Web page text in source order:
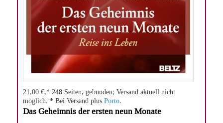
21,00 €,* 248 Seiten, gebunden; Versand aktuell nicht
möglich. * Bei Versand plusPorto.
Das Geheimnis der ersten neun Monate